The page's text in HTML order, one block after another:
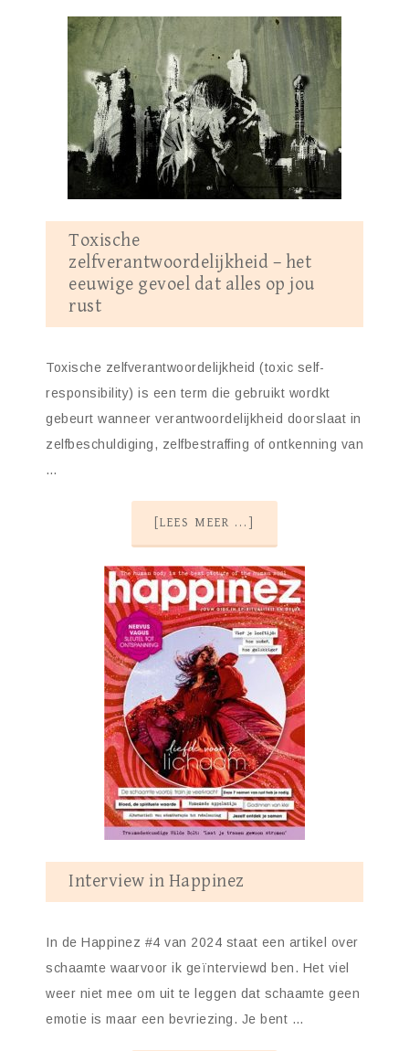
Toxische
zelfverantwoordelijkheid – het
eeuwige gevoel dat alles op jou
rust
Toxische zelfverantwoordelijkheid (toxic self-
responsibility) is een term die gebruikt wordkt
gebeurt wanneer verantwoordelijkheid doorslaat in
zelfbeschuldiging, zelfbestraffing of ontkenning van
…
[LEES MEER ...]
Interview in Happinez
In de Happinez #4 van 2024 staat een artikel over
schaamte waarvoor ik geïnterviewd ben. Het viel
weer niet mee om uit te leggen dat schaamte geen
emotie is maar een bevriezing. Je bent …